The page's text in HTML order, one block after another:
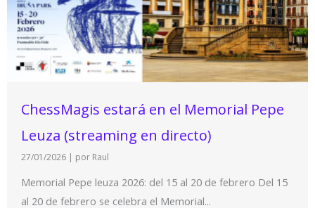
ChessMagis estará en el Memorial Pepe
Leuza (streaming en directo)
27/01/2026 | por Raul
Memorial Pepe leuza 2026: del 15 al 20 de febrero Del 15
al 20 de febrero se celebra el Memorial...